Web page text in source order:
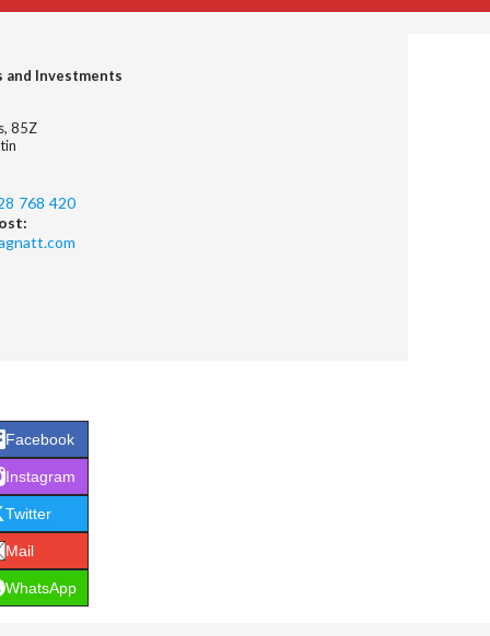
and Investments
85Z
768 420
Facebook
Instagram
Twitter
Mail
WhatsApp